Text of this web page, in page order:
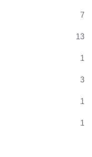
7
13
1
3
1
1